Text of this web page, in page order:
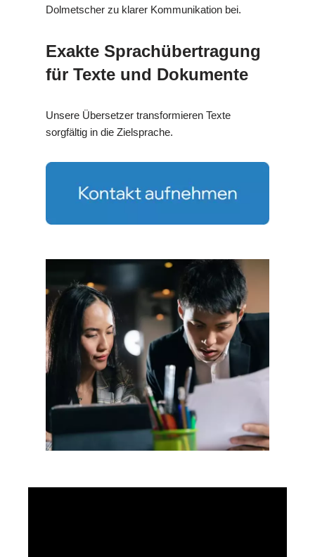
Dolmetscher zu klarer Kommunikation bei.
Exakte Sprachübertragung
für Texte und Dokumente
Unsere Übersetzer transformieren Texte
sorgfältig in die Zielsprache.